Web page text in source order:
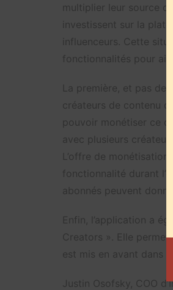
multiplier leur source
investissent sur la
influenceurs. Cette
fonctionnalités pour
La première, et pas
créateurs de contenu
pouvoir monétiser ce
avec plusieurs
L’offre de
fonctionnalité durant
abonnés peuvent
Enfin, l’application a
Creators ». Elle
est mis en avant dans
Justin Osofsky, COO